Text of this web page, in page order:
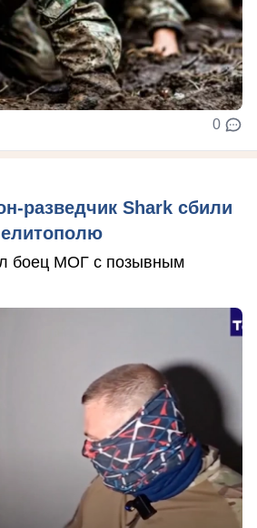
0
разведчик Shark сбили
боец МОГ с позывным